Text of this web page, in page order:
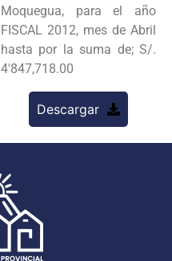
Moquegua, para el año
FISCAL 2012, mes de Abril
hasta por la suma de; S/.
4'847,718.00
Descargar